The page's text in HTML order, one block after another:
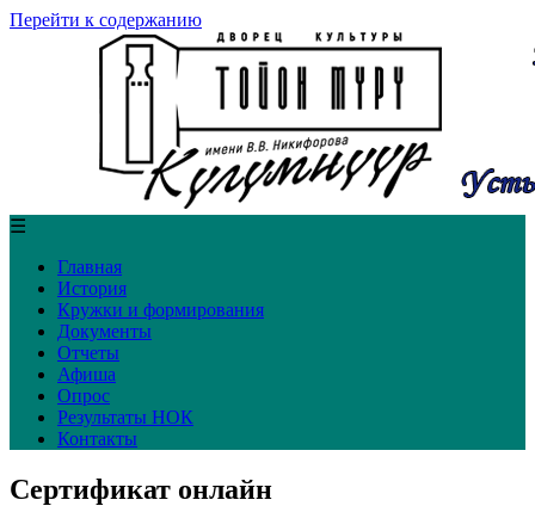
Перейти к содержанию
☰
Главная
История
Кружки и формирования
Документы
Отчеты
Афиша
Опрос
Результаты НОК
Контакты
Сертификат онлайн